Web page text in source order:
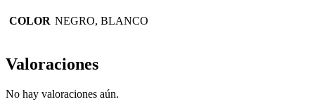
COLOR NEGRO, BLANCO
Valoraciones
No hay valoraciones aún.